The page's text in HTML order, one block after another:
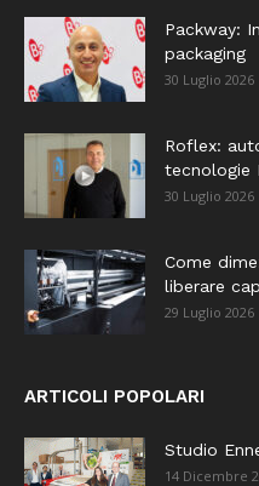
Packway:
packaging
30 Luglio 2026
Roflex:
tecnologie
30 Luglio 2026
Come
liberare
29 Luglio 2026
ARTICOLI POPOLARI
Studio
14 Dicembre